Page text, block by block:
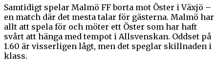
Samtidigt spelar Malmö FF borta mot Öster i Växjö –
en match där det mesta talar för gästerna. Malmö har
allt att spela för och möter ett Öster som har haft
svårt att hänga med tempot i Allsvenskan. Oddset på
1.60 är visserligen lågt, men det speglar skillnaden i
klass.